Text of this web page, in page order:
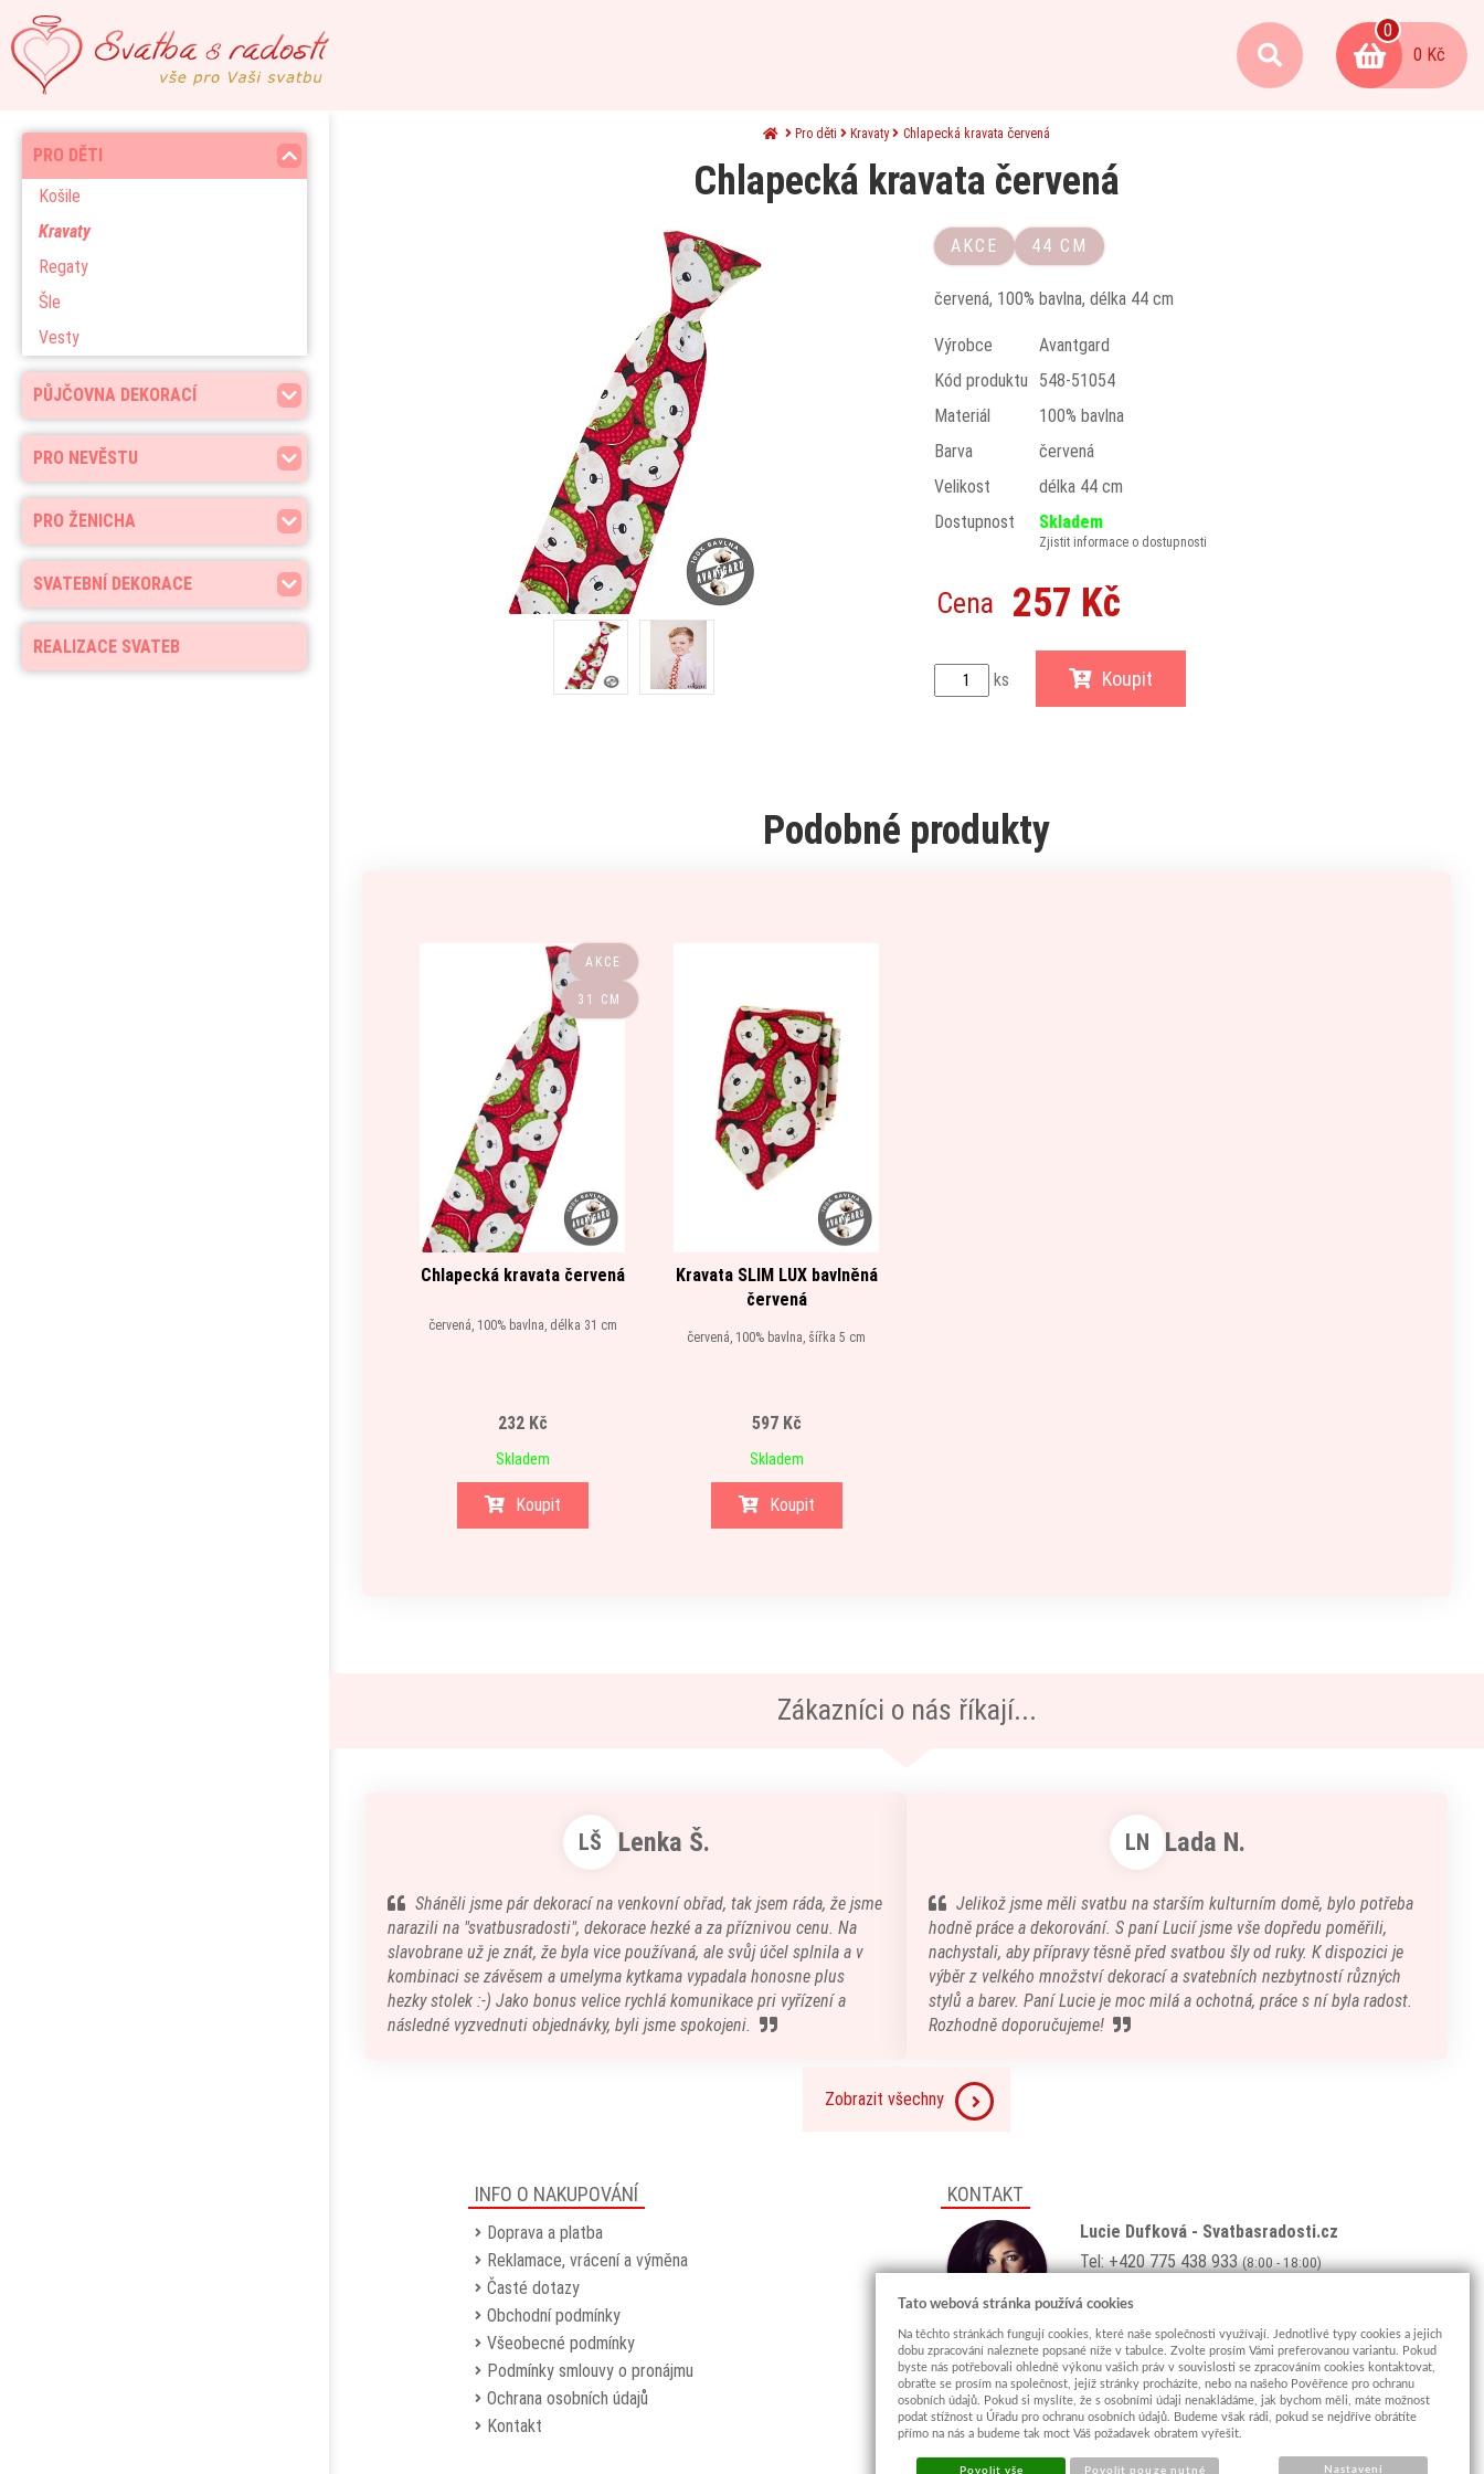
0
0 Kč
PŮJČOVNA DEKORACÍ
PRO NEVĚSTU
PRO ŽENICHA
PRO DĚTI
Košile
Kravaty
Regaty
Šle
Vesty
SVATEBNÍ DEKORACE
REALIZACE SVATEB
Pro děti Kravaty Chlapecká kravata červená
Chlapecká kravata červená
AKCE 44 CM
červená, 100% bavlna, délka 44 cm
Výrobce
Avantgard
Kód produktu
548-51054
Materiál
100% bavlna
Barva
červená
Velikost
délka 44 cm
Dostupnost
Skladem
Zjistit informace o dostupnosti
Cena 257 Kč
ks Koupit
Podobné produkty
AKCE
31 CM
Chlapecká kravata červená
červená, 100% bavlna, délka 31 cm
232 Kč
Skladem
Koupit
Kravata SLIM LUX bavlněná
červená
červená, 100% bavlna, šířka 5 cm
597 Kč
Skladem
Koupit
Zákazníci o nás říkají...
LŠ Lenka Š.
Sháněli jsme pár dekorací na venkovní obřad, tak jsem ráda, že jsme
narazili na "svatbusradosti", dekorace hezké a za příznivou cenu. Na
slavobrane už je znát, že byla vice používaná, ale svůj účel splnila a v
kombinaci se závěsem a umelyma kytkama vypadala honosne plus
hezky stolek :-) Jako bonus velice rychlá komunikace pri vyřízení a
následné vyzvednuti objednávky, byli jsme spokojeni.
LN Lada N.
Jelikož jsme měli svatbu na starším kulturním domě, bylo potřeba
hodně práce a dekorování. S paní Lucií jsme vše dopředu poměřili,
nachystali, aby přípravy těsně před svatbou šly od ruky. K dispozici je
výběr z velkého množství dekorací a svatebních nezbytností různých
stylů a barev. Paní Lucie je moc milá a ochotná, práce s ní byla radost.
Rozhodně doporučujeme!
Zobrazit všechny
INFO O NAKUPOVÁNÍ
Doprava a platba
Reklamace, vrácení a výměna
Časté dotazy
Obchodní podmínky
Všeobecné podmínky
Podmínky smlouvy o pronájmu
Ochrana osobních údajů
Kontakt
KONTAKT
Lucie Dufková - Svatbasradosti.cz
Tel: +420 775 438 933(8:00 - 18:00)
Showroom
Jungmannova 627, Kyjov 69701
Po-Pá: po domluvě (více info)
Tato webová stránka používá cookies
Na těchto stránkách fungují cookies, které naše společnosti využívají. Jednotlivé typy cookies a jejich
dobu zpracování naleznete popsané níže v tabulce. Zvolte prosím Vámi preferovanou variantu. Pokud
byste nás potřebovali ohledně výkonu vašich práv v souvislosti se zpracováním cookies kontaktovat,
obraťte se prosím na společnost, jejíž stránky procházíte, nebo na našeho Pověřence pro ochranu
osobních údajů. Pokud si myslíte, že s osobními údaji nenakládáme, jak bychom měli, máte možnost
podat stížnost u Úřadu pro ochranu osobních údajů. Budeme však rádi, pokud se nejdříve obrátíte
přímo na nás a budeme tak moct Váš požadavek obratem vyřešit.
Povolit vše Povolit pouze nutné Nastavení